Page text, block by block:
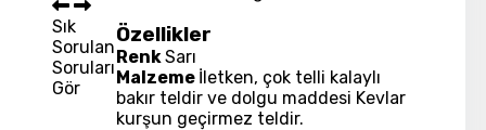
Sık
Sorulan
Soruları
Gör
Özellikler
RenkSarı
Malzeme İletken, çok telli kalaylı
bakır teldir ve dolgu maddesi Kevlar
kurşun geçirmez teldir.